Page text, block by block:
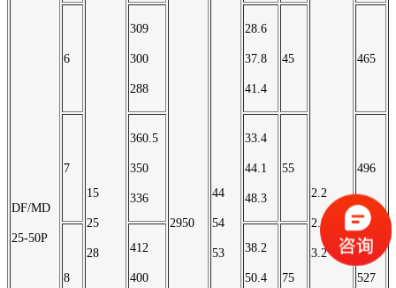
DF/MD
25-50P
15
25
28
2950
44
54
53
2.2
2.8
3.2
6
309
300
288
28.6
37.8
41.4
45 465
7
360.5
350
336
33.4
44.1
48.3
55 496
8
412
400
38.2
50.4 75 527